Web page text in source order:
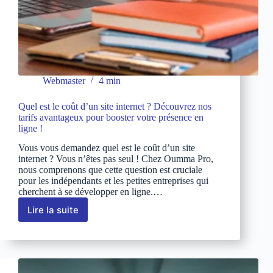
Webmaster 4 min
Quel est le coût d’un site internet ? Découvrez nos
tarifs avantageux pour booster votre présence en
ligne !
Vous vous demandez quel est le coût d’un site
internet ? Vous n’êtes pas seul ! Chez Oumma Pro,
nous comprenons que cette question est cruciale
pour les indépendants et les petites entreprises qui
cherchent à se développer en ligne.…
Lire la suite
Quel
le
d’un